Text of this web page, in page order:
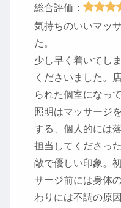
総合評価：
気持ちのいいマッ
た。
少し早く着いてし
くださいました。
られた個室になっ
照明はマッサージ
する、個人的には
担当してくださっ
敵で優しい印象。
サージ前には身体
わりには不調の原